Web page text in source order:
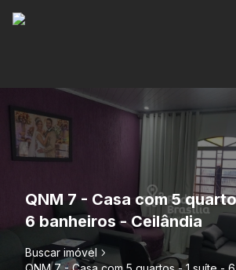
QNM 7 - Casa com 5
6 banheiros - Ceilândia
Buscar imóvel